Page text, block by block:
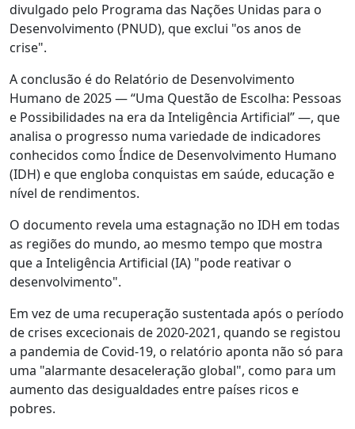
divulgado pelo Programa das Nações Unidas para o
Desenvolvimento (PNUD), que exclui "os anos de
crise".
A conclusão é do Relatório de Desenvolvimento
Humano de 2025 — “Uma Questão de Escolha: Pessoas
e Possibilidades na era da Inteligência Artificial” —, que
analisa o progresso numa variedade de indicadores
conhecidos como Índice de Desenvolvimento Humano
(IDH) e que engloba conquistas em saúde, educação e
nível de rendimentos.
O documento revela uma estagnação no IDH em todas
as regiões do mundo, ao mesmo tempo que mostra
que a Inteligência Artificial (IA) "pode reativar o
desenvolvimento".
Em vez de uma recuperação sustentada após o período
de crises excecionais de 2020-2021, quando se registou
a pandemia de Covid-19, o relatório aponta não só para
uma "alarmante desaceleração global", como para um
aumento das desigualdades entre países ricos e
pobres.